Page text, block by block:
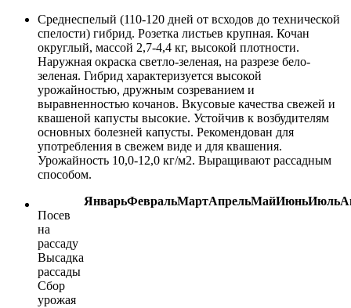
Среднеспелый (110-120 дней от всходов до технической
спелости) гибрид. Розетка листьев крупная. Кочан
округлый, массой 2,7-4,4 кг, высокой плотности.
Наружная окраска светло-зеленая, на разрезе бело-
зеленая. Гибрид характеризуется высокой
урожайностью, дружным созреванием и
выравненностью кочанов. Вкусовые качества свежей и
квашеной капусты высокие. Устойчив к возбудителям
основных болезней капусты. Рекомендован для
употребления в свежем виде и для квашения.
Урожайность 10,0-12,0 кг/м2. Выращивают рассадным
способом.
ЯнварьФевральМартАпрельМайИюньИюль
Посев
на
рассаду
Высадка
рассады
Сбор
урожая